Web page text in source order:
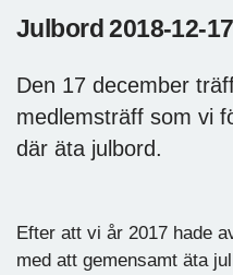
Julbord 2018-12-17
Den 17 december
medlemsträff som vi
där äta julbord.
Efter att vi år 2017 hade
med att gemensamt äta